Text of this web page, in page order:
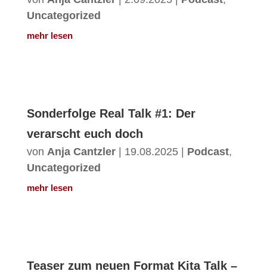
Uncategorized
mehr lesen
Sonderfolge Real Talk #1: Der
verarscht euch doch
von Anja Cantzler| 19.08.2025| Podcast,
Uncategorized
mehr lesen
Teaser zum neuen Format Kita Talk –